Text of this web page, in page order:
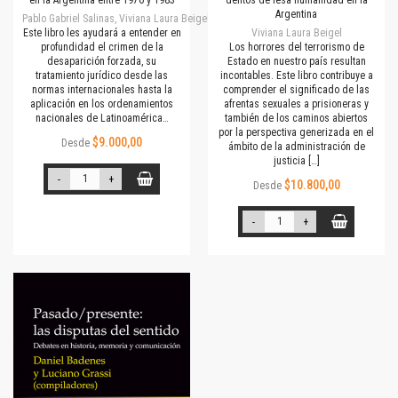
Pablo Gabriel Salinas, Viviana Laura Beigel
Este libro les ayudará a entender en
profundidad el crimen de la
desaparición forzada, su
tratamiento jurídico desde las
normas internacionales hasta la
aplicación en los ordenamientos
nacionales de Latinoamérica…
Desde $9.000,00
- +
Argentina
Viviana Laura Beigel
Los horrores del terrorismo de
Estado en nuestro país resultan
incontables. Este libro contribuye a
comprender el significado de las
afrentas sexuales a prisioneras y
también de los caminos abiertos
por la perspectiva generizada en el
ámbito de la administración de
justicia […]
Desde $10.800,00
- +